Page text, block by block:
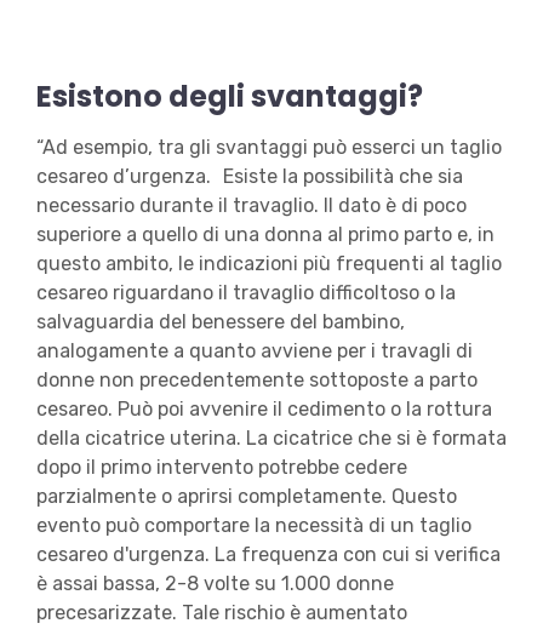
Esistono degli svantaggi?
“Ad esempio, tra gli svantaggi può esserci un taglio
cesareo d’urgenza. Esiste la possibilità che sia
necessario durante il travaglio. Il dato è di poco
superiore a quello di una donna al primo parto e, in
questo ambito, le indicazioni più frequenti al taglio
cesareo riguardano il travaglio difficoltoso o la
salvaguardia del benessere del bambino,
analogamente a quanto avviene per i travagli di
donne non precedentemente sottoposte a parto
cesareo. Può poi avvenire il cedimento o la rottura
della cicatrice uterina. La cicatrice che si è formata
dopo il primo intervento potrebbe cedere
parzialmente o aprirsi completamente. Questo
evento può comportare la necessità di un taglio
cesareo d'urgenza. La frequenza con cui si verifica
è assai bassa, 2-8 volte su 1.000 donne
precesarizzate. Tale rischio è aumentato